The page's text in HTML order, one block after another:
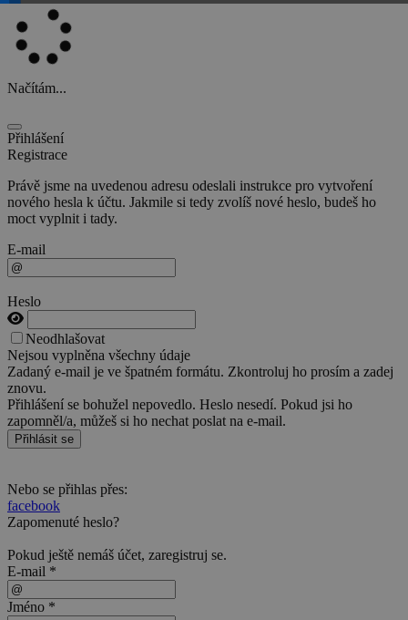
Načítám...
Přihlášení
Registrace
Právě jsme na uvedenou adresu odeslali instrukce pro vytvoření
nového hesla k účtu. Jakmile si tedy zvolíš nové heslo, budeš ho
moct vyplnit i tady.
E-mail
Heslo
Neodhlašovat
Nejsou vyplněna všechny údaje
Zadaný e-mail je ve špatném formátu. Zkontroluj ho prosím a zadej
znovu.
Přihlášení se bohužel nepovedlo. Heslo nesedí. Pokud jsi ho
zapomněl/a, můžeš si ho nechat poslat na e-mail.
Přihlásit se
Nebo se přihlas přes:
facebook
Zapomenuté heslo?
Pokud ještě nemáš účet, zaregistruj se.
E-mail *
Jméno *